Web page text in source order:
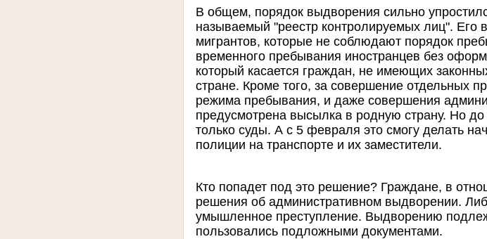
В общем, порядок выдворения сильно
называемый "реестр контролируемых лиц". Его
мигрантов, которые не соблюдают порядок
временного пребывания иностранцев без
который касается граждан, не имеющих
стране. Кроме того, за совершение отдельных
режима пребывания, и даже совершения
предусмотрена высылка в родную страну. Но
только суды. А с 5 февраля это смогу делать
полиции на транспорте и их заместители.
Кто попадет под это решение? Граждане, в
решения об административном выдворении.
умышленное преступление. Выдворению
пользовались подложными документами.